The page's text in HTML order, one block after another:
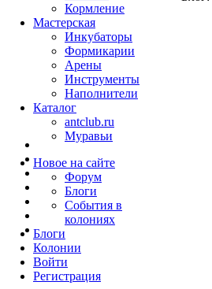
Кормление
Мастерская
Инкубаторы
Формикарии
Арены
Инструменты
Наполнители
Каталог
antclub.ru
Муравьи
Новое на сайте
Форум
Блоги
События в
колониях
Блоги
Колонии
Войти
Peгиcтpaция